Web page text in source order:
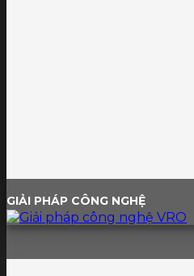
GIẢI PHÁP CÔNG NGHỆ